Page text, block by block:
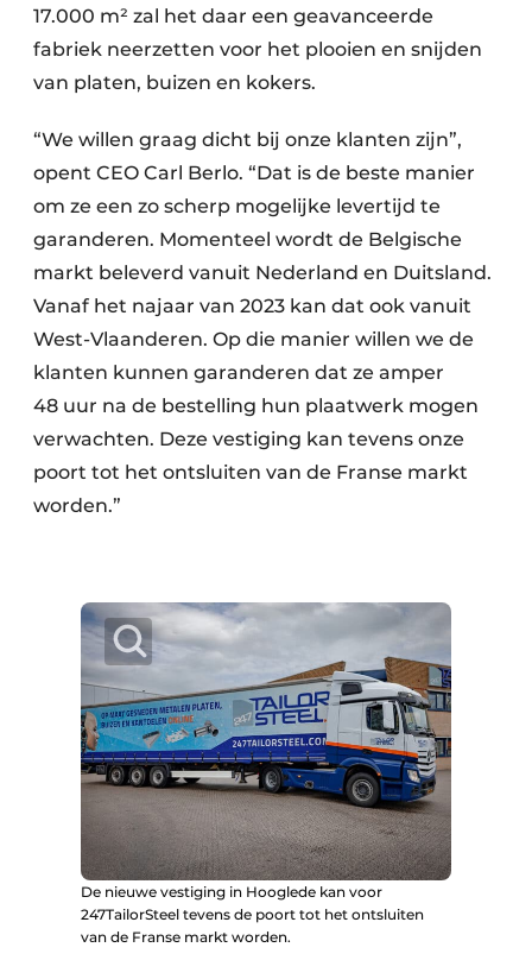
17.000 m² zal het daar een geavanceerde
fabriek neerzetten voor het plooien en snijden
van platen, buizen en kokers.
“We willen graag dicht bij onze klanten zijn”,
opent CEO Carl Berlo. “Dat is de beste manier
om ze een zo scherp mogelijke levertijd te
garanderen. Momenteel wordt de Belgische
markt beleverd vanuit Nederland en Duitsland.
Vanaf het najaar van 2023 kan dat ook vanuit
West-Vlaanderen. Op die manier willen we de
klanten kunnen garanderen dat ze amper
48 uur na de bestelling hun plaatwerk mogen
verwachten. Deze vestiging kan tevens onze
poort tot het ontsluiten van de Franse markt
worden.”
De nieuwe vestiging in Hooglede kan voor
247TailorSteel tevens de poort tot het ontsluiten
van de Franse markt worden.